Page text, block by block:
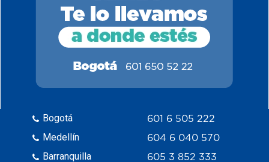
Bogotá
Medellín
Barranquilla
601 6 505 222
604 6 040 570
605 3 852 333